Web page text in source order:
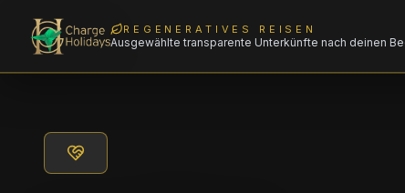
REGENERATIVES REISEN
Ausgewählte transparente Unterkünfte nach deinen